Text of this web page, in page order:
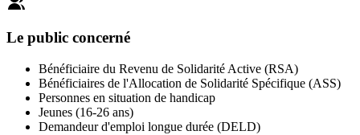
Le public concerné
Bénéficiaire du Revenu de Solidarité Active (RSA)
Bénéficiaires de l'Allocation de Solidarité Spécifique (ASS)
Personnes en situation de handicap
Jeunes (16-26 ans)
Demandeur d'emploi longue durée (DELD)